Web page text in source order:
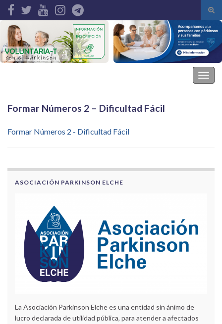
de
Search for:
Formar Números 2 – Dificultad Fácil
Formar Números 2 - Dificultad Fácil
ASOCIACIÓN PARKINSON ELCHE
La Asociación Parkinson Elche es una entidad sin ánimo de
lucro declarada de utilidad pública, para atender a afectados